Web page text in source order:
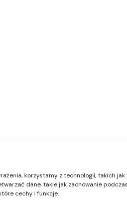
korzystamy z technologii, takich
dane, takie jak zachowanie
cechy i funkcje.